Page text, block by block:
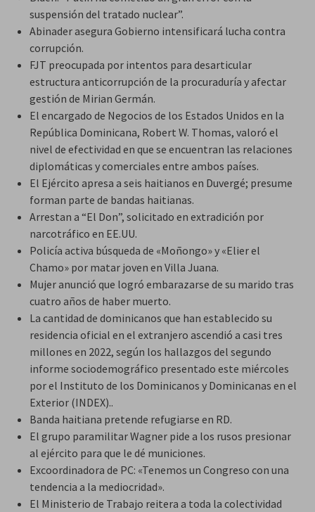
suspensión del tratado nuclear”.
Abinader asegura Gobierno intensificará lucha contra
corrupción.
FJT preocupada por intentos para desarticular
estructura anticorrupción de la procuraduría y afectar
gestión de Mirian Germán.
El encargado de Negocios de los Estados Unidos en la
República Dominicana, Robert W. Thomas, valoró el
nivel de efectividad en que se encuentran las relaciones
diplomáticas y comerciales entre ambos países.
El Ejército apresa a seis haitianos en Duvergé; presume
forman parte de bandas haitianas.
Arrestan a “El Don”, solicitado en extradición por
narcotráfico en EE.UU.
Policía activa búsqueda de «Moñongo» y «Elier el
Chamo» por matar joven en Villa Juana.
Mujer anunció que logró embarazarse de su marido tras
cuatro años de haber muerto.
La cantidad de dominicanos que han establecido su
residencia oficial en el extranjero ascendió a casi tres
millones en 2022, según los hallazgos del segundo
informe sociodemográfico presentado este miércoles
por el Instituto de los Dominicanos y Dominicanas en el
Exterior (INDEX)..
Banda haitiana pretende refugiarse en RD.
El grupo paramilitar Wagner pide a los rusos presionar
al ejército para que le dé municiones.
Excoordinadora de PC: «Tenemos un Congreso con una
tendencia a la mediocridad».
El Ministerio de Trabajo reitera a toda la colectividad